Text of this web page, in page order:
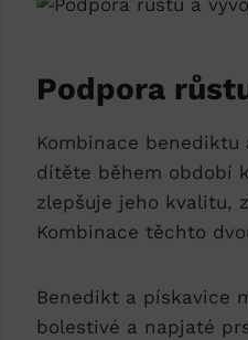
Podpora
Kombinace⁢
dítěte⁢ během ⁢období
zlepšuje jeho kvalitu,​
Kombinace těchto​
Benedikt a pískavice
bolestivé a napjaté⁤